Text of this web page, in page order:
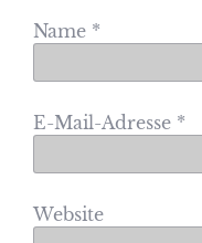
Name *
E-Mail-Adresse *
Website